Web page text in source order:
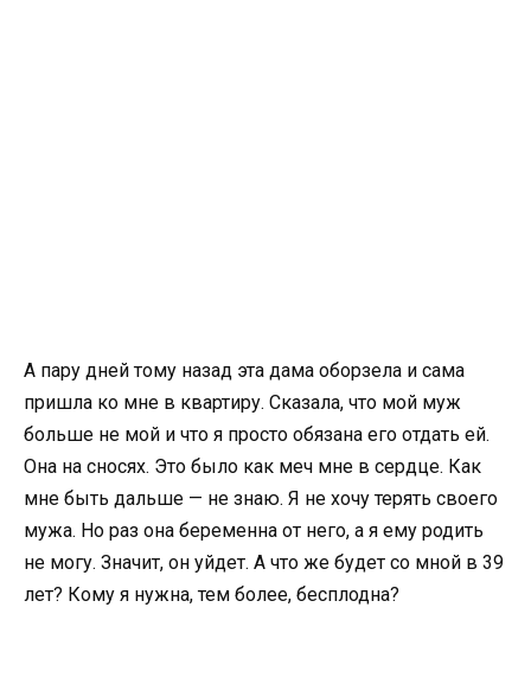
А пару дней тому назад эта дама оборзела и сама
пришла ко мне в квартиру. Сказала, что мой муж
больше не мой и что я просто обязана его отдать ей.
Она на сносях. Это было как меч мне в сердце. Как
мне быть дальше — не знаю. Я не хочу терять своего
мужа. Но раз она беременна от него, а я ему родить
не могу. Значит, он уйдет. А что же будет со мной в 39
лет? Кому я нужна, тем более, бесплодна?